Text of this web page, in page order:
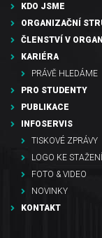
KDO JSME
ORGANIZAČNÍ
ČLENSTVÍ V
KARIÉRA
PRÁVĚ HLEDÁME
PRO STUDENTY
PUBLIKACE
INFOSERVIS
TISKOVÉ ZPRÁVY
LOGO KE STAŽENÍ
FOTO & VIDEO
NOVINKY
KONTAKT